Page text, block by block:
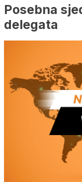
Posebna
delegata